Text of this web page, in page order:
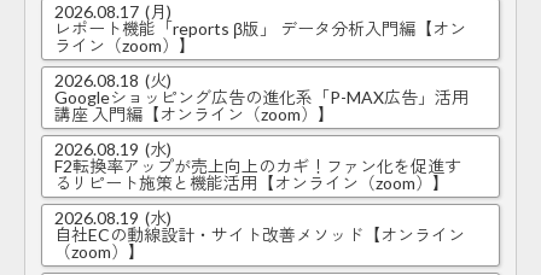
2026.08.17 (月)
レポート機能「reports β版」 データ分析入門編【オン
ライン（zoom）】
2026.08.18 (火)
Googleショッピング広告の進化系「P-MAX広告」活用
講座 入門編【オンライン（zoom）】
2026.08.19 (水)
F2転換率アップが売上向上のカギ！ファン化を促進す
るリピート施策と機能活用【オンライン（zoom）】
2026.08.19 (水)
自社ECの動線設計・サイト改善メソッド【オンライン
（zoom）】